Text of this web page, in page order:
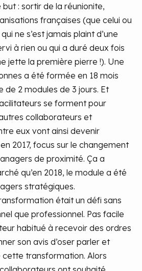
: sortir de la réunionite,
françaises (que celui ou
ne s’est jamais plaint d’une
à rien ou qui a duré deux fois
jette la première pierre !). Une
a été formée en 18 mois
de 2 modules de 3 jours. Et
se forment pour
collaborateurs et
eux vont ainsi devenir
2017, focus sur le changement
de proximité. Ça a
qu’en 2018, le module a été
stratégiques.
était un défi sans
que professionnel. Pas facile
habitué à recevoir des ordres
son avis d’oser parler et
transformation. Alors